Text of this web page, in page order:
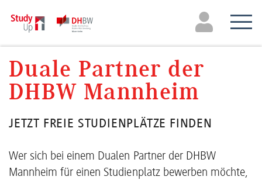
Duale Partner der
DHBW Mannheim
JETZT FREIE STUDIENPLÄTZE FINDEN
Wer sich bei einem Dualen Partner der DHBW
Mannheim für einen Studienplatz bewerben möchte,